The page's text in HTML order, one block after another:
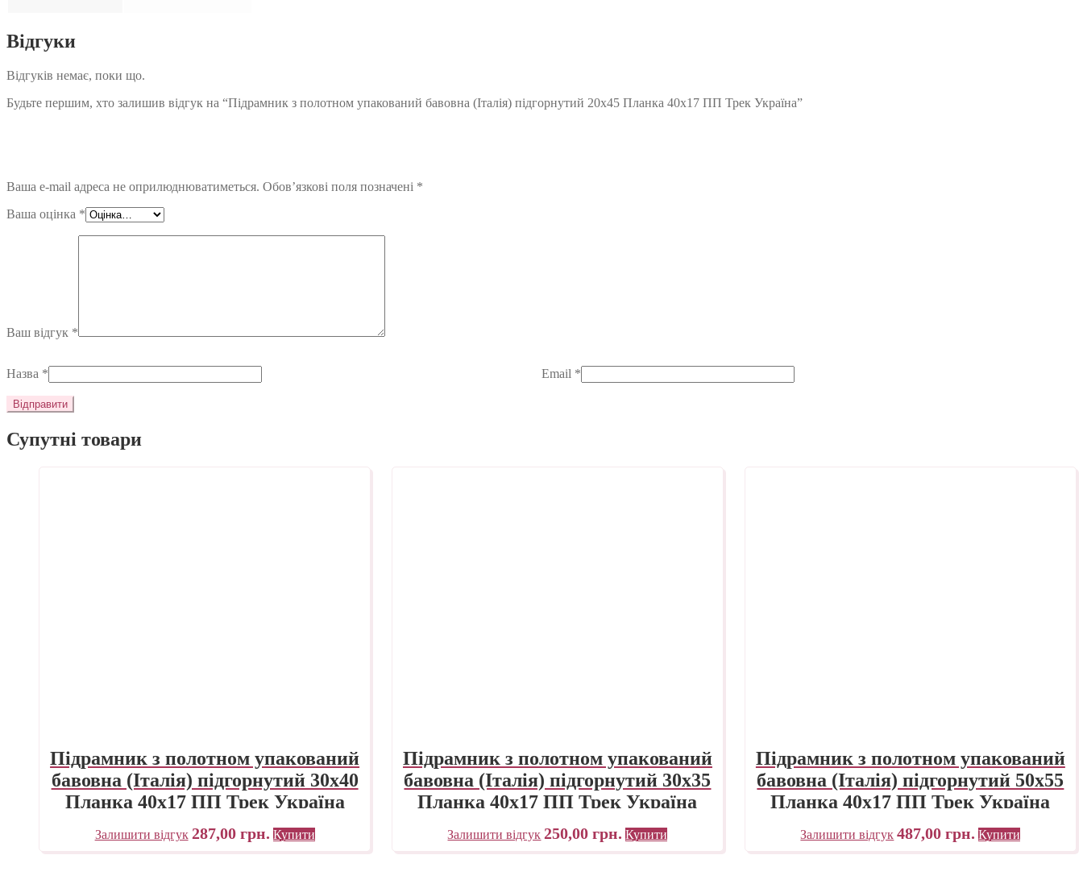
Відгуки
Відгуків немає, поки що.
Будьте першим, хто залишив відгук на “Підрамник з полотном упакований бавовна (Італія) підгорнутий 20х45 Планка 40х17 ПП Трек Україна”
Ваша e-mail адреса не оприлюднюватиметься. Обов’язкові поля позначені *
Ваша оцінка *
Ваш відгук *
Назва * Email *
Супутні товари
Підрамник з полотном упакований
бавовна (Італія) підгорнутий 30х40
Планка 40х17 ПП Трек Україна
Залишити відгук 287,00 грн. Купити
Підрамник з полотном упакований
бавовна (Італія) підгорнутий 30х35
Планка 40х17 ПП Трек Україна
Залишити відгук 250,00грн. Купити
Підрамник з полотном упакований
бавовна (Італія) підгорнутий 50х55
Планка 40х17 ПП Трек Україна
Залишити відгук 487,00грн. Купити